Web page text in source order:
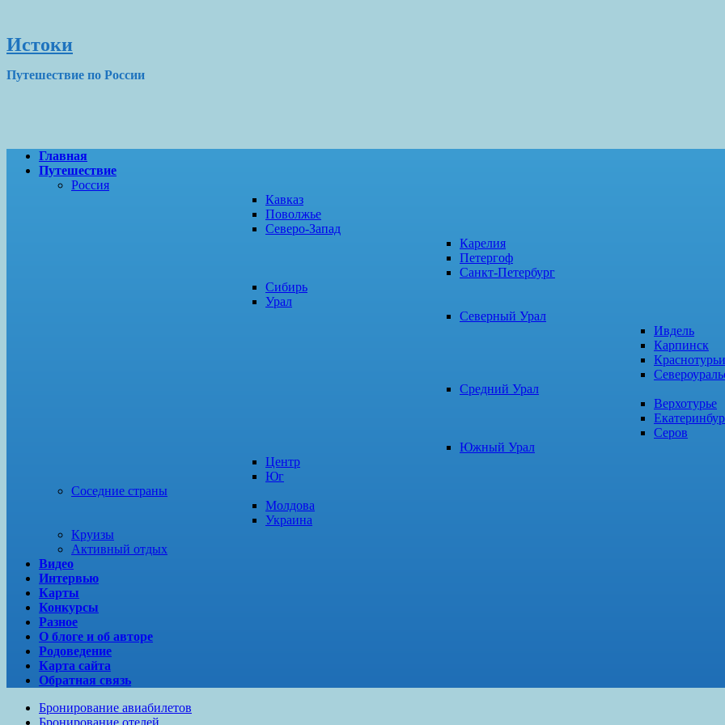
Истоки
Путешествие по России
Главная
Путешествие
Россия
Кавказ
Поволжье
Северо-Запад
Карелия
Петергоф
Санкт-Петербург
Сибирь
Урал
Северный Урал
Ивдель
Карпинск
Средний Урал
Верхотурье
Серов
Южный Урал
Центр
Юг
Соседние страны
Молдова
Украина
Круизы
Активный отдых
Видео
Интервью
Карты
Конкурсы
Разное
О блоге и об авторе
Родоведение
Карта сайта
Обратная связь
Бронирование авиабилетов
Бронирование отелей